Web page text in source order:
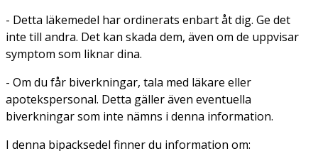
- Detta läkemedel har ordinerats enbart åt dig. Ge det
inte till andra. Det kan skada dem, även om de uppvisar
symptom som liknar dina.
- Om du får biverkningar, tala med läkare eller
apotekspersonal. Detta gäller även eventuella
biverkningar som inte nämns i denna information.
I denna bipacksedel finner du information om: